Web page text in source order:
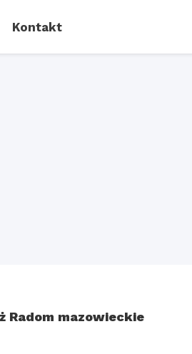
Kontakt
Radom mazowieckie